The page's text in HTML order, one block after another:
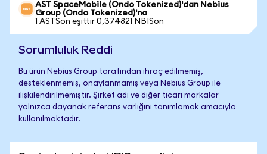
AST SpaceMobile (Ondo Tokenized)'dan Nebius
Group (Ondo Tokenized)'na
1 ASTSon eşittir 0,374821 NBISon
Sorumluluk Reddi
Bu ürün Nebius Group tarafından ihraç edilmemiş,
desteklenmemiş, onaylanmamış veya Nebius Group ile
ilişkilendirilmemiştir. Şirket adı ve diğer ticari markalar
yalnızca dayanak referans varlığını tanımlamak amacıyla
kullanılmaktadır.